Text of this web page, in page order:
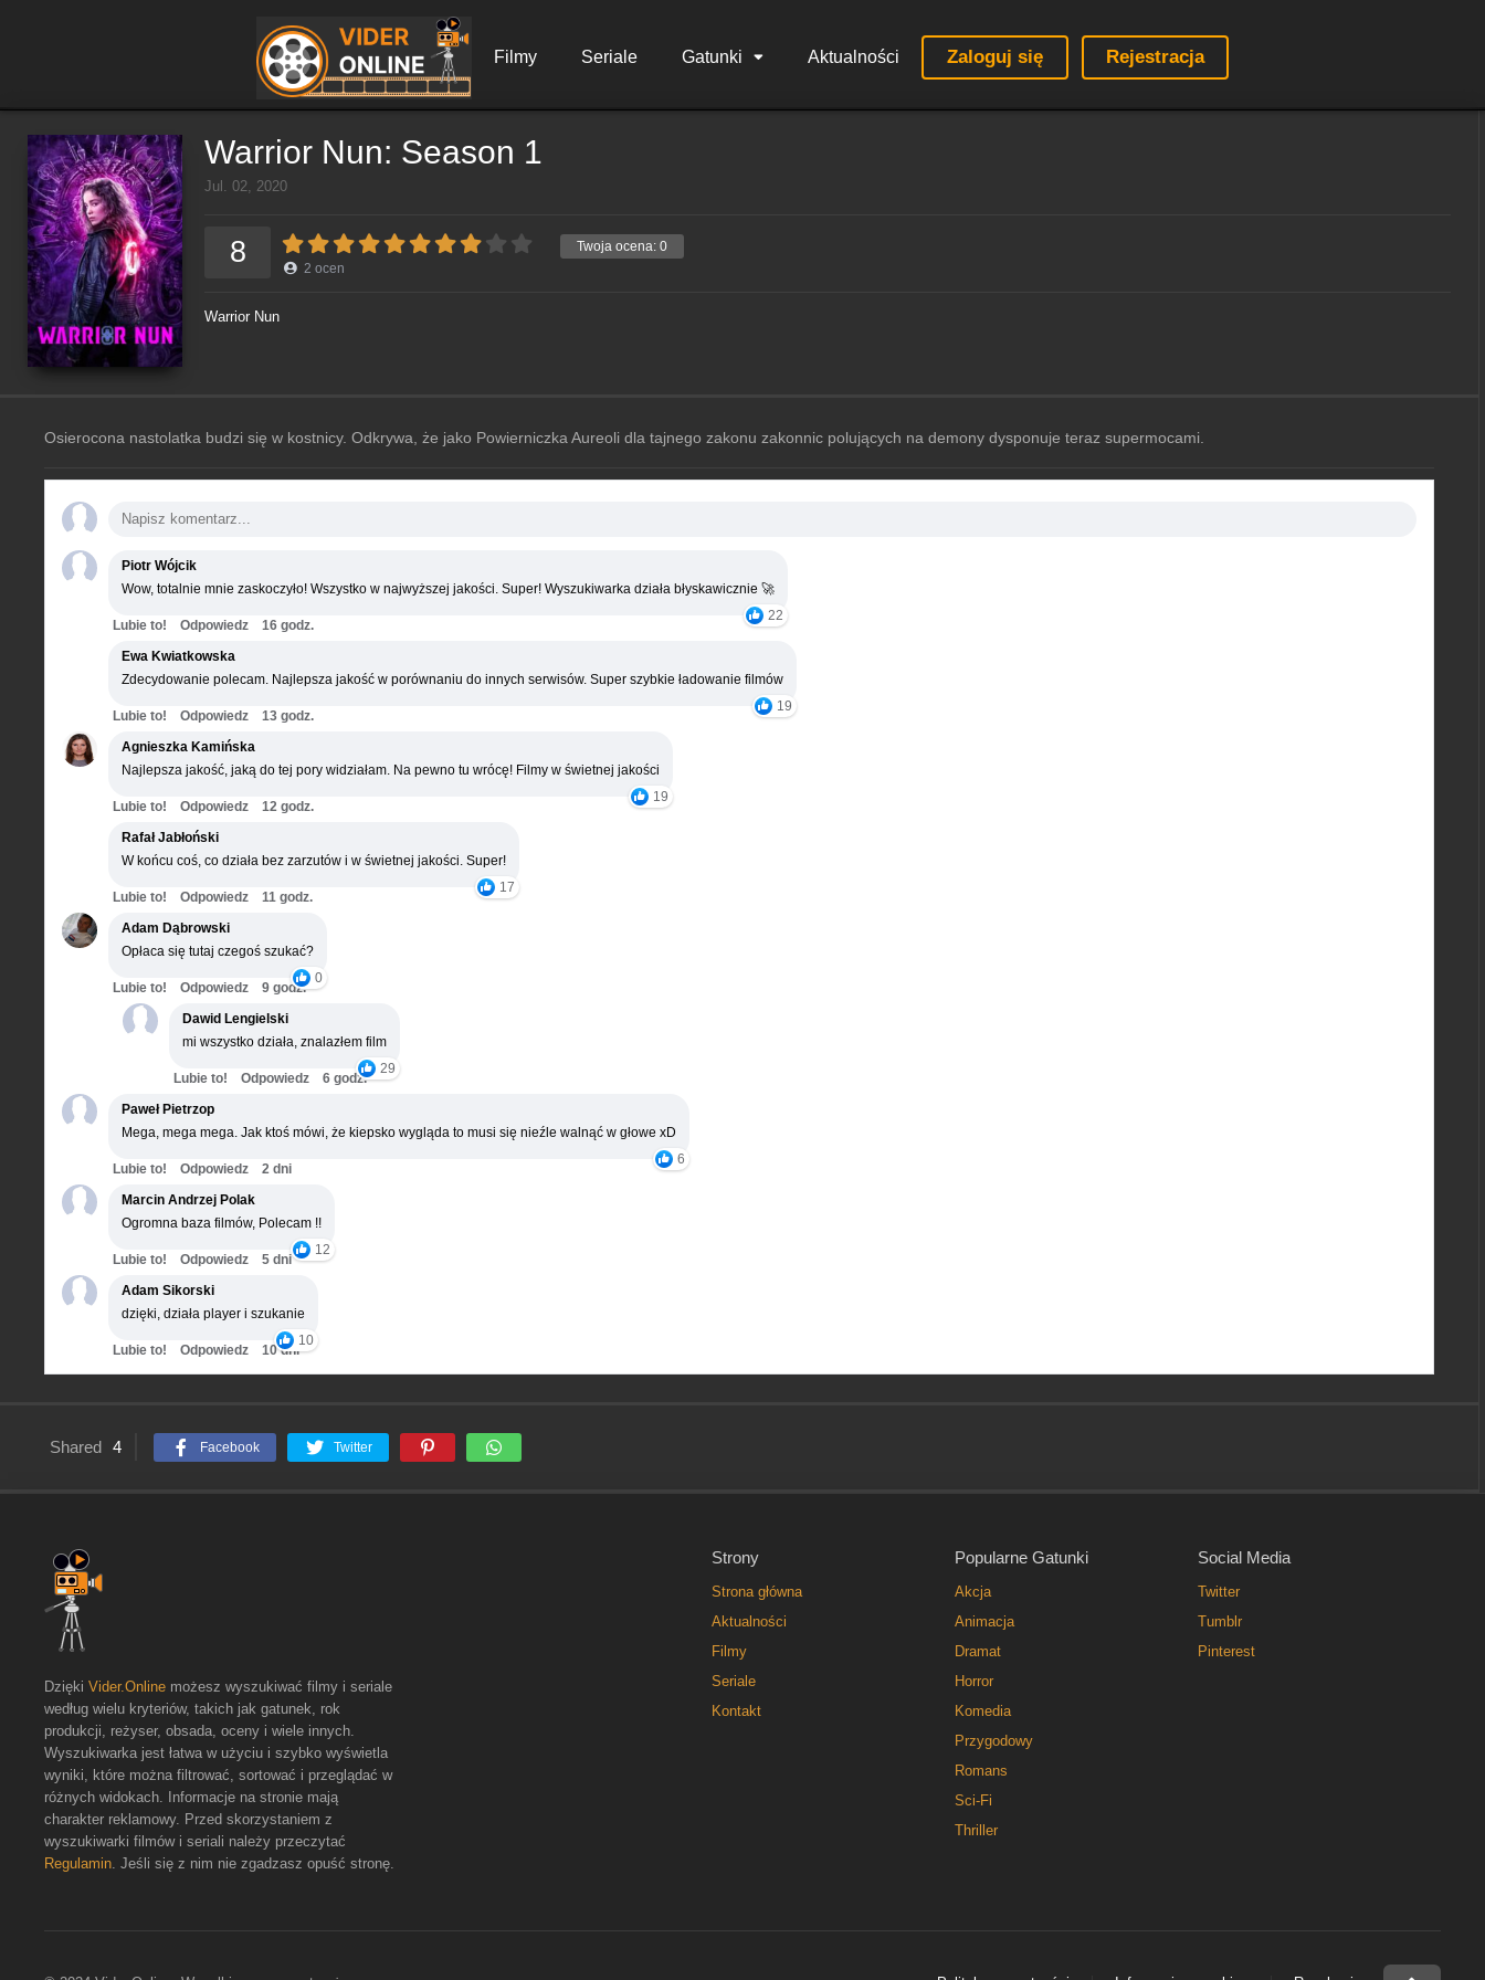
Filmy Seriale Gatunki Aktualności Zaloguj się Rejestracja
Warrior Nun: Season 1
Jul. 02, 2020
Twoja ocena: 0
8 2 ocen
Warrior Nun
Osierocona nastolatka budzi się w kostnicy. Odkrywa, że jako Powierniczka Aureoli dla tajnego zakonu zakonnic polujących na demony dysponuje teraz supermocami.
Piotr Wójcik
Wow, totalnie mnie zaskoczyło! Wszystko w najwyższej jakości. Super! Wyszukiwarka działa błyskawicznie 🚀
22
Lubie to! Odpowiedz
16 godz.
Ewa Kwiatkowska
Zdecydowanie polecam. Najlepsza jakość w porównaniu do innych serwisów. Super szybkie ładowanie filmów
19
Lubie to! Odpowiedz
13 godz.
Agnieszka Kamińska
Najlepsza jakość, jaką do tej pory widziałam. Na pewno tu wrócę! Filmy w świetnej jakości
19
Lubie to! Odpowiedz
12 godz.
Rafał Jabłoński
W końcu coś, co działa bez zarzutów i w świetnej jakości. Super!
17
Lubie to! Odpowiedz
11 godz.
Adam Dąbrowski
Opłaca się tutaj czegoś szukać?
0
Lubie to! Odpowiedz
9 godz.
Dawid Lengielski
mi wszystko działa, znalazłem film
29
Lubie to! Odpowiedz
6 godz.
Paweł Pietrzop
Mega, mega mega. Jak ktoś mówi, że kiepsko wygląda to musi się nieźle walnąć w głowe xD
6
Lubie to! Odpowiedz
2 dni
Marcin Andrzej Polak
Ogromna baza filmów, Polecam !!
12
Lubie to! Odpowiedz
5 dni
Adam Sikorski
dzięki, działa player i szukanie
10
Lubie to! Odpowiedz 10 dni
Shared 4 Facebook Twitter
Strony
Strona główna
Aktualności
Filmy
Seriale
Kontakt
Popularne Gatunki
Akcja
Animacja
Dramat
Horror
Komedia
Przygodowy
Romans
Sci-Fi
Thriller
Social Media
Twitter
Tumblr
Pinterest
Dzięki Vider.Online możesz wyszukiwać filmy i seriale
według wielu kryteriów, takich jak gatunek, rok
produkcji, reżyser, obsada, oceny i wiele innych.
Wyszukiwarka jest łatwa w użyciu i szybko wyświetla
wyniki, które można filtrować, sortować i przeglądać w
różnych widokach. Informacje na stronie mają
charakter reklamowy. Przed skorzystaniem z
wyszukiwarki filmów i seriali należy przeczytać
Regulamin. Jeśli się z nim nie zgadzasz opuść stronę.